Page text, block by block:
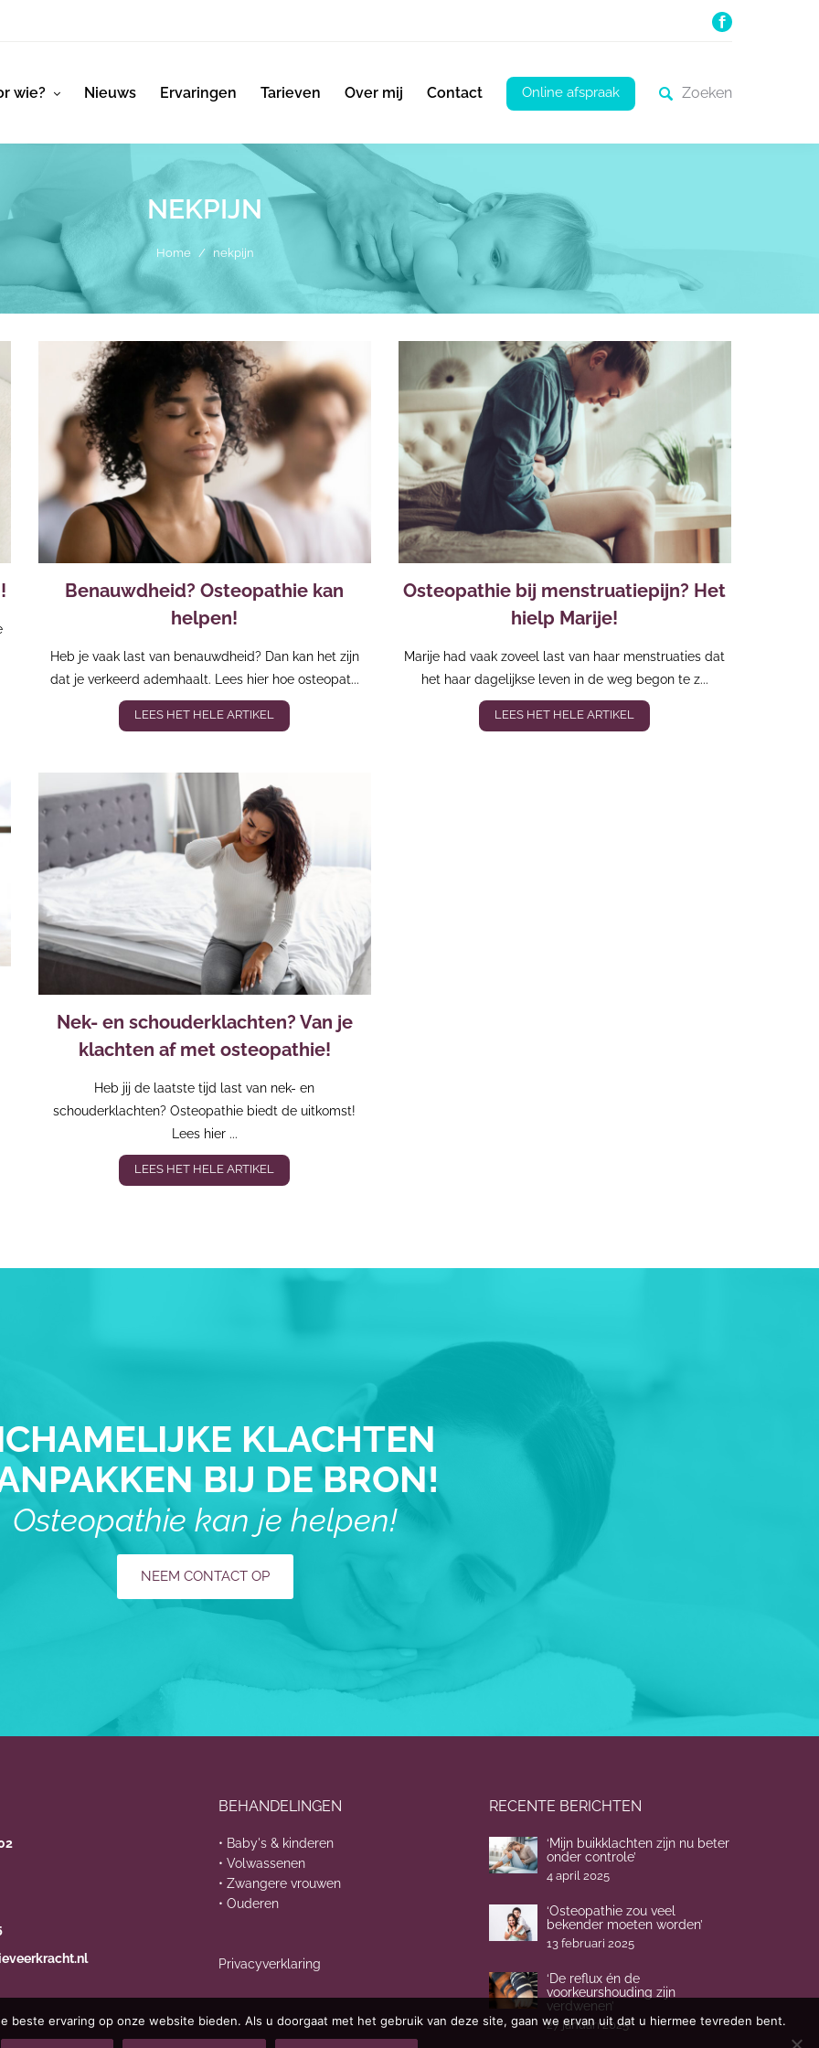
wie? Nieuws Ervaringen Tarieven Over mij Contact Online afspraak
NEKPIJN
Home / nekpijn
Benauwdheid? Osteopathie kan
helpen!
Heb je vaak last van benauwdheid? Dan kan het zijn
dat je verkeerd ademhaalt. Lees hier hoe osteopat...
LEES HET HELE ARTIKEL
Osteopathie bij menstruatiepijn? Het
hielp Marije!
Marije had vaak zoveel last van haar menstruaties dat
het haar dagelijkse leven in de weg begon te z...
LEES HET HELE ARTIKEL
Nek- en schouderklachten? Van je
klachten af met osteopathie!
Heb jij de laatste tijd last van nek- en
schouderklachten? Osteopathie biedt de uitkomst!
Lees hier ...
LEES HET HELE ARTIKEL
KLACHTEN
BIJ DE BRON!
Osteopathie kan je helpen!
NEEM CONTACT OP
BEHANDELINGEN
• Baby's & kinderen
• Volwassenen
• Zwangere vrouwen
• Ouderen
Privacyverklaring
RECENTE BERICHTEN
‘Mijn buikklachten zijn nu beter
onder controle’
4 april 2025
‘Osteopathie zou veel
bekender moeten worden’
13 februari 2025
‘De reflux én de
voorkeurshouding zijn
verdwenen’
27 januari 2025
beste ervaring op onze website bieden. Als u doorgaat met het gebruik van deze site, gaan we ervan uit dat u hiermee tevreden bent.